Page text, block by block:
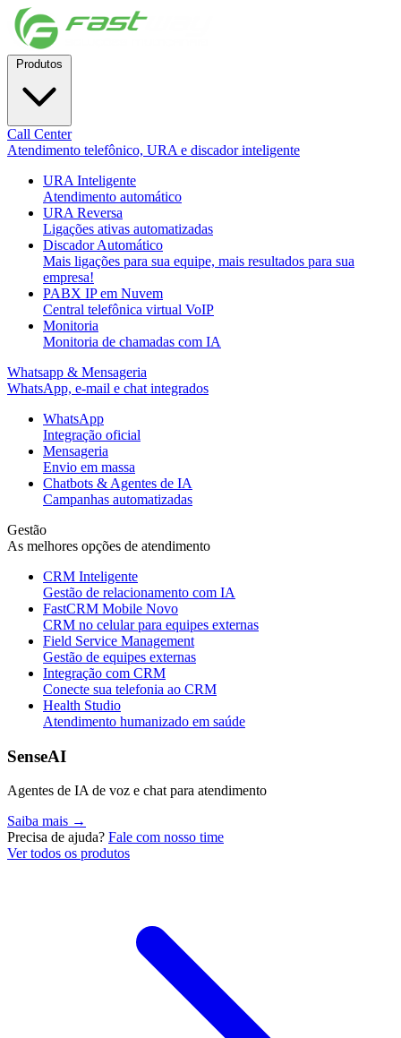
Call Center
Atendimento telefônico, URA e discador inteligente
URA Inteligente
Atendimento automático
URA Reversa
Ligações ativas automatizadas
Discador Automático
Mais ligações para sua equipe, mais resultados para sua
empresa!
PABX IP em Nuvem
Central telefônica virtual VoIP
Monitoria
Monitoria de chamadas com IA
Whatsapp & Mensageria
WhatsApp, e-mail e chat integrados
WhatsApp
Integração oficial
Mensageria
Envio em massa
Chatbots & Agentes de IA
Campanhas automatizadas
Gestão
As melhores opções de atendimento
CRM Inteligente
Gestão de relacionamento com IA
FastCRM Mobile Novo
CRM no celular para equipes externas
Field Service Management
Gestão de equipes externas
Integração com CRM
Conecte sua telefonia ao CRM
Health Studio
Atendimento humanizado em saúde
SenseAI
Agentes de IA de voz e chat para atendimento
Saiba mais →
Precisa de ajuda? Fale com nosso time
Ver todos os produtos